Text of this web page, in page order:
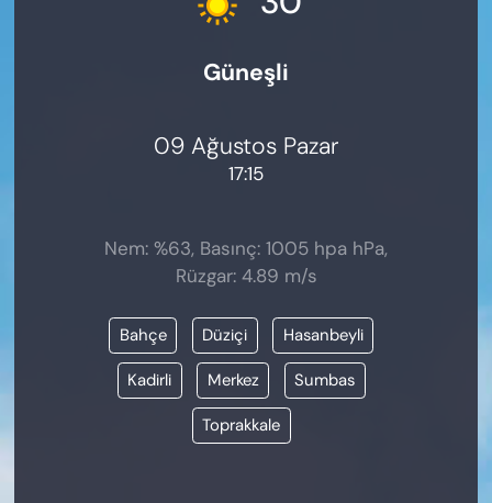
Güneşli
09 Ağustos Pazar
17:15
Nem: %63, Basınç: 1005 hpa hPa,
Rüzgar: 4.89 m/s
Bahçe Düziçi Hasanbeyli
Kadirli Merkez Sumbas
Toprakkale
ÖZEL HABER
SİYASET
VAN VE DİYARBAKIR HABERLERİ